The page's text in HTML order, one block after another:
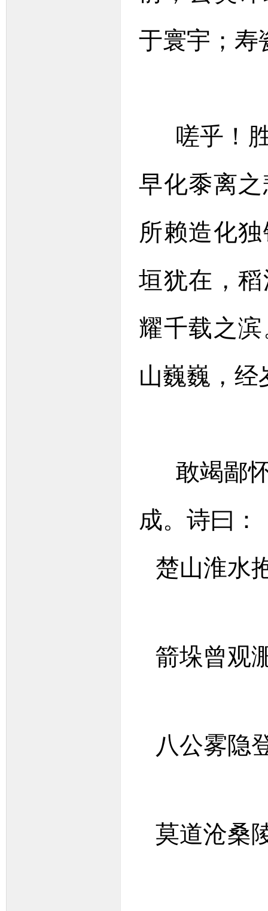
于寰宇；寿
嗟乎！胜
早化黍离
所赖造化
垣犹在，
耀千载之
山巍巍，经
敢竭鄙怀
成。诗曰：
楚山淮水
箭垛曾观
八公雾隐
莫道沧桑